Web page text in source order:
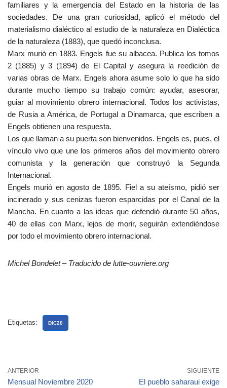
familiares y la emergencia del Estado en la historia de las
sociedades. De una gran curiosidad, aplicó el método del
materialismo dialéctico al estudio de la naturaleza en Dialéctica
de la naturaleza (1883), que quedó inconclusa.
Marx murió en 1883. Engels fue su albacea. Publica los tomos
2 (1885) y 3 (1894) de El Capital y asegura la reedición de
varias obras de Marx. Engels ahora asume solo lo que ha sido
durante mucho tiempo su trabajo común: ayudar, asesorar,
guiar al movimiento obrero internacional. Todos los activistas,
de Rusia a América, de Portugal a Dinamarca, que escriben a
Engels obtienen una respuesta.
Los que llaman a su puerta son bienvenidos. Engels es, pues, el
vínculo vivo que une los primeros años del movimiento obrero
comunista y la generación que construyó la Segunda
Internacional.
Engels murió en agosto de 1895. Fiel a su ateísmo, pidió ser
incinerado y sus cenizas fueron esparcidas por el Canal de la
Mancha. En cuanto a las ideas que defendió durante 50 años,
40 de ellas con Marx, lejos de morir, seguirán extendiéndose
por todo el movimiento obrero internacional.
Michel Bondelet – Traducido de lutte-ouvriere.org
Etiquetas: DIC20
ANTERIOR
Mensual Noviembre 2020
SIGUIENTE
El pueblo saharaui exige